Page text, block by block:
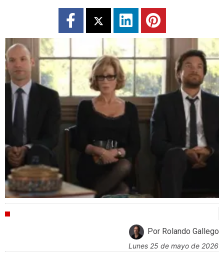
Por Rolando Gallego
lunes 25 de mayo de 2026